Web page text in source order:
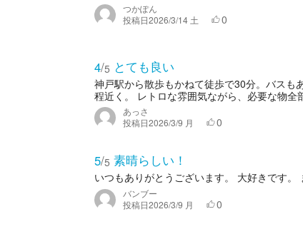
つかぽん
投稿日2026/3/14 土 0
4/5 とても良い
神戸駅から散歩もかねて徒歩で30分。バスも
程近く。 レトロな雰囲気ながら、必要な物
あっさ
投稿日2026/3/9 月 0
5/5 素晴らしい！
いつもありがとうございます。 大好きです。
バンブー
投稿日2026/3/9 月 0